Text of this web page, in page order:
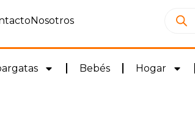
Nosotros
Bebés Hogar